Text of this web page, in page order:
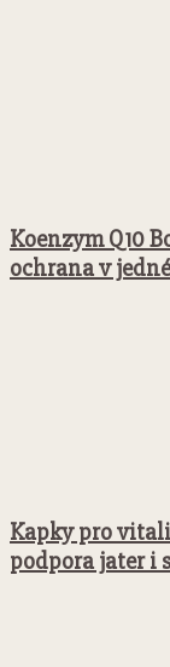
Koenzym Q10
ochrana v
Kapky pro
podpora jater i